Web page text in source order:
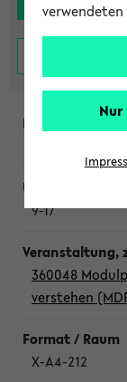
9-17
360048
verstehen
X-A4-212
Nur